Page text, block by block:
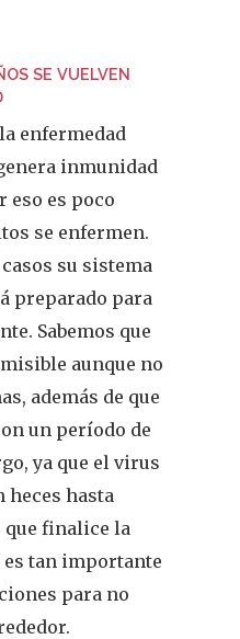
SE VUELVEN
enfermedad
inmunidad
eso es poco
se enfermen.
su sistema
preparado para
Sabemos que
aunque no
además de que
un período de
ya que el virus
heces hasta
que finalice la
es tan importante
para no